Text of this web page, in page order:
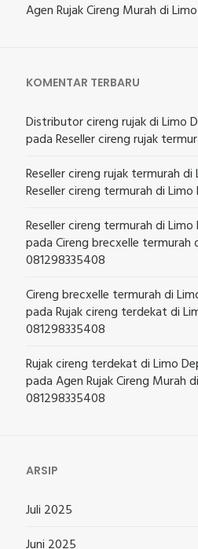
Agen Rujak Cireng Murah di
KOMENTAR TERBARU
Distributor cireng rujak di Limo
padaReseller cireng rujak
Reseller cireng rujak termurah di
Reseller cireng termurah di
Reseller cireng termurah di
padaCireng brecxelle termurah
081298335408
Cireng brecxelle termurah di
padaRujak cireng terdekat di
081298335408
Rujak cireng terdekat di Limo
padaAgen Rujak Cireng Murah
081298335408
ARSIP
Juli 2025